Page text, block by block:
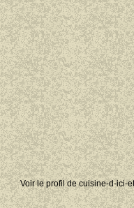
Voir le profil decuisine-d-ici-